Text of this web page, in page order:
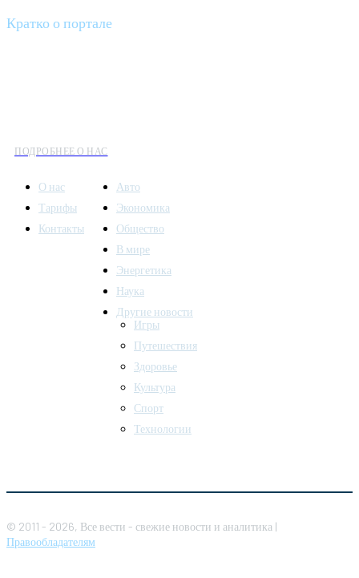
Кратко о портале
ПОДРОБНЕЕ О НАС
О нас
Тарифы
Контакты
Авто
Экономика
Общество
В мире
Энергетика
Наука
Другие новости
Игры
Путешествия
Здоровье
Культура
Спорт
Технологии
© 2011 - 2026, Все вести - свежие новости и аналитика |
Правообладателям